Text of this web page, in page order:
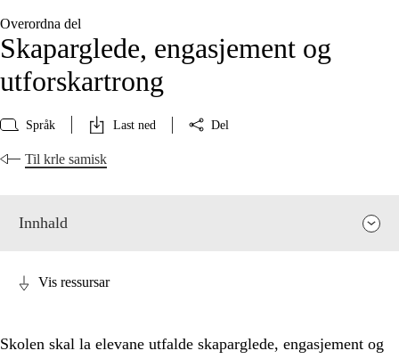
Overordna del
Skaparglede, engasjement og
utforskartrong
Språk Last ned Del
Til krle samisk
Innhald
Vis ressursar
Skolen skal la elevane utfalde skaparglede, engasjement og